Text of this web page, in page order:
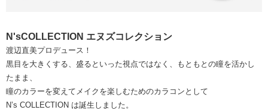
N'sCOLLECTION エヌズコレクション
渡辺直美プロデュース！
黒目を大きくする、盛るといった視点ではなく、もともとの瞳を活かし
たまま、
瞳のカラーを変えてメイクを楽しむためのカラコンとして
N’s COLLECTION は誕生しました。